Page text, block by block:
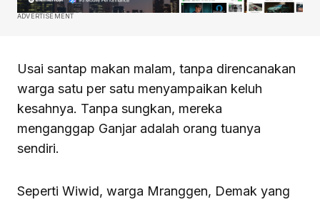
ADVERTISEMENT
Usai santap makan malam, tanpa direncanakan
warga satu per satu menyampaikan keluh
kesahnya. Tanpa sungkan, mereka
menganggap Ganjar adalah orang tuanya
sendiri.
Seperti Wiwid, warga Mranggen, Demak yang